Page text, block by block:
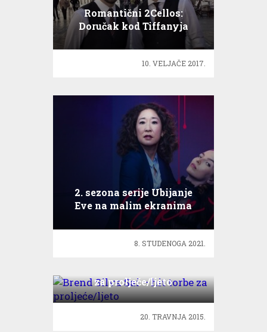
Romantični 2Cellos:
Doručak kod Tiffanyja
10. VELJAČE 2017.
2. sezona serije Ubijanje
Eve na malim ekranima
8. STUDENOGA 2021.
za proljeće/ljeto
20. TRAVNJA 2015.